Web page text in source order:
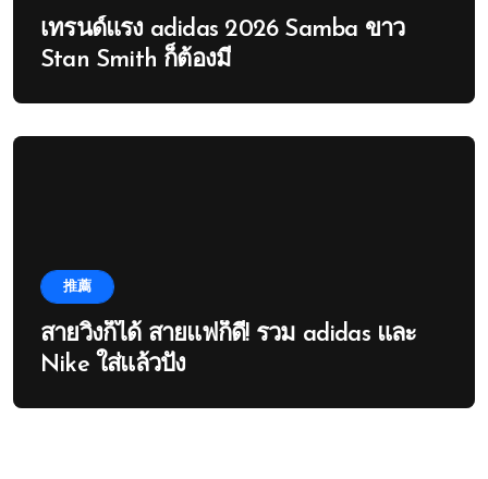
เทรนด์แรง adidas 2026 Samba ขาว
Stan Smith ก็ต้องมี
推薦
สายวิ่งก็ได้ สายแฟก็ดี! รวม adidas และ
Nike ใส่แล้วปัง